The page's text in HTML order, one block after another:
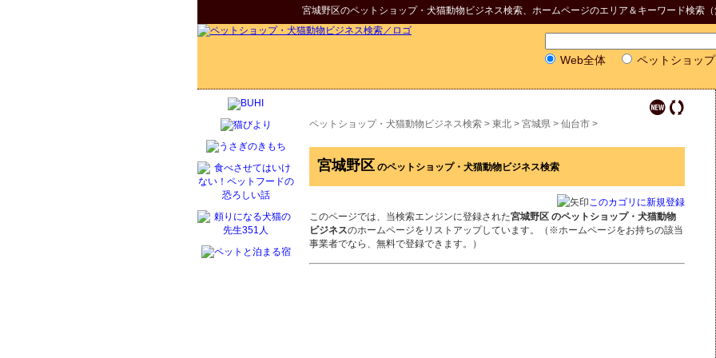
宮城野区のペットショップ・犬猫動物ビジネス検索、ホームページのエリア＆キーワード検索
Web全体 ペットショッ
ペットショップ・犬猫動物ビジネス検索 > 東北 > 宮城県 > 仙台市 >
宮城野区 のペットショップ・犬猫動物ビジネス検索
このカゴリに新規登録
このページでは、当検索エンジンに登録された宮城野区 のペットショップ・犬猫動物
ビジネスのホームページをリストアップしています。（※ホームページをお持ちの該当
事業者でなら、無料で登録できます。）